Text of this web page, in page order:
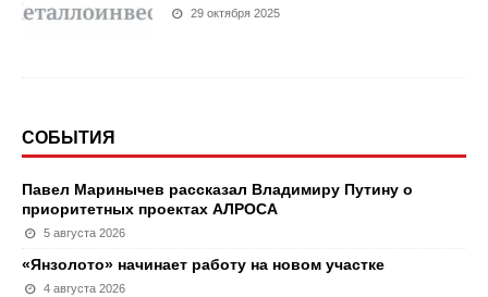
29 октября 2025
СОБЫТИЯ
Павел Маринычев рассказал Владимиру Путину о
приоритетных проектах АЛРОСА
5 августа 2026
«Янзолото» начинает работу на новом участке
4 августа 2026